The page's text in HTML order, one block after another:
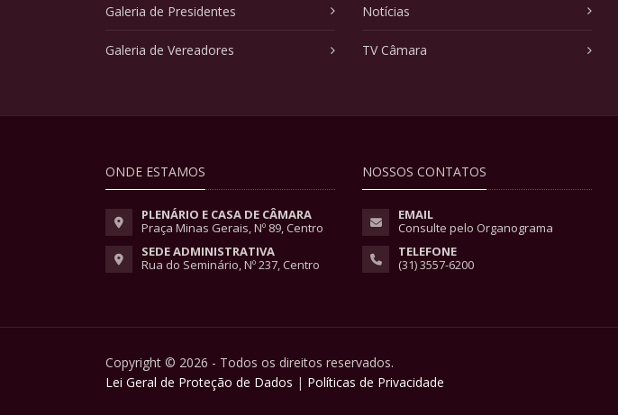
Galeria de Presidentes
Galeria de Vereadores
Notícias
TV Câmara
ONDE ESTAMOS
PLENÁRIO E CASA DE CÂMARA
Praça Minas Gerais, Nº 89, Centro
SEDE ADMINISTRATIVA
Rua do Seminário, Nº 237, Centro
NOSSOS CONTATOS
EMAIL
Consulte pelo Organograma
TELEFONE
(31) 3557-6200
Copyright © 2026 - Todos os direitos reservados.
Lei Geral de Proteção de Dados | Políticas de Privacidade